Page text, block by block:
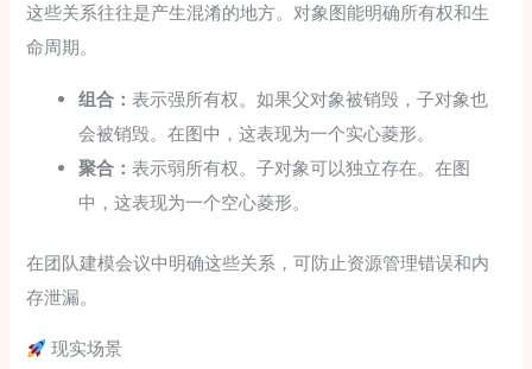
这些关系往往是产生混淆的地方。对象图能明确所有权和生
命周期。
组合：表示强所有权。如果父对象被销毁，子对象也
会被销毁。在图中，这表现为一个实心菱形。
聚合：表示弱所有权。子对象可以独立存在。在图
中，这表现为一个空心菱形。
在团队建模会议中明确这些关系，可防止资源管理错误和内
存泄漏。
现实场景